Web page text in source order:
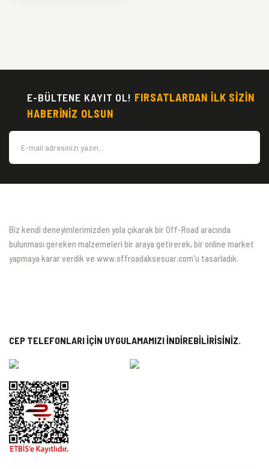
E-BÜLTENE KAYIT OL! FIRSATLARDAN İLK SİZİN
HABERİNİZ OLSUN
Biz kendi deneyimlerimizden yola çıkarak bir Off-Road aracında
bulunması gereken malzemeleri bir araya getirerek, bir online market
yapmaya karar verdik ve www.offroadaksesuar.com'u tasarladık.
CEP TELEFONLARI İÇİN UYGULAMAMIZI İNDİREBİLİRİSİNİZ.